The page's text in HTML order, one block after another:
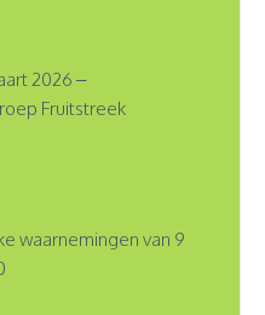
2026 –
Fruitstreek
waarnemingen van 9